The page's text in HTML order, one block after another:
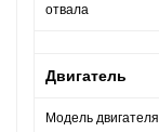
отвала
Двигатель
Модель двигателя